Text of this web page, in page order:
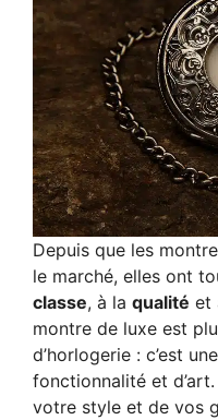
Depuis que les
le marché, elles ont
classe, à la qualité et
montre de luxe est
d’horlogerie : c’est
fonctionnalité et
votre style et de vos